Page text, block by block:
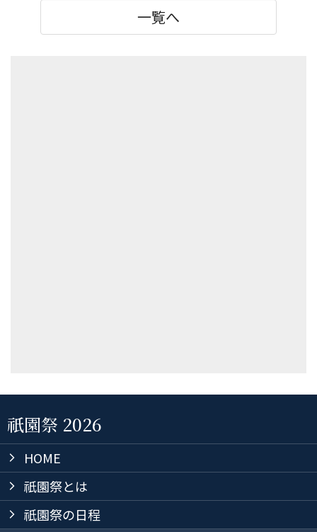
一覧へ
祇園祭 2026
arrow_forward_ios HOME
arrow_forward_ios 祇園祭とは
arrow_forward_ios 祇園祭の日程